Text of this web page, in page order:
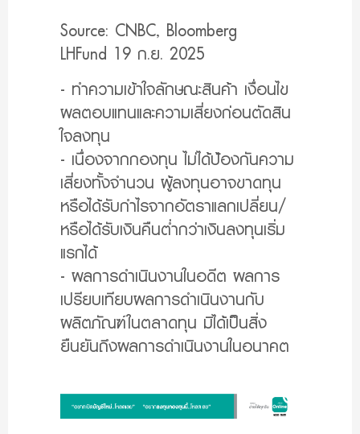
Source: CNBC, Bloomberg
LHFund 19 ก.ย. 2025
- ทำความเข้าใจลักษณะสินค้า เงื่อนไข
ผลตอบแทนและความเสี่ยงก่อนตัดสิน
ใจลงทุน
- เนื่องจากกองทุน ไม่ได้ป้องกันความ
เสี่ยงทั้งจำนวน ผู้ลงทุนอาจขาดทุน
หรือได้รับกำไรจากอัตราแลกเปลี่ยน/
หรือได้รับเงินคืนต่ำกว่าเงินลงทุนเริ่ม
แรกได้
- ผลการดำเนินงานในอดีต ผลการ
เปรียบเทียบผลการดำเนินงานกับ
ผลิตภัณฑ์ในตลาดทุน มิได้เป็นสิ่ง
ยืนยันถึงผลการดำเนินงานในอนาคต